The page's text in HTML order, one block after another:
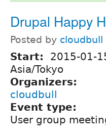
Drupal Happy
Posted by cloudbull
Start: 2015-01-
Asia/Tokyo
Organizers:
cloudbull
Event type:
User group